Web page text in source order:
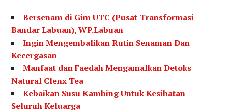
Bersenam di Gim UTC (Pusat Transformasi
Bandar Labuan), WP.Labuan
Ingin Mengembalikan Rutin Senaman Dan
Kecergasan
Manfaat dan Faedah Mengamalkan Detoks
Natural Clenx Tea
Kebaikan Susu Kambing Untuk Kesihatan
Seluruh Keluarga